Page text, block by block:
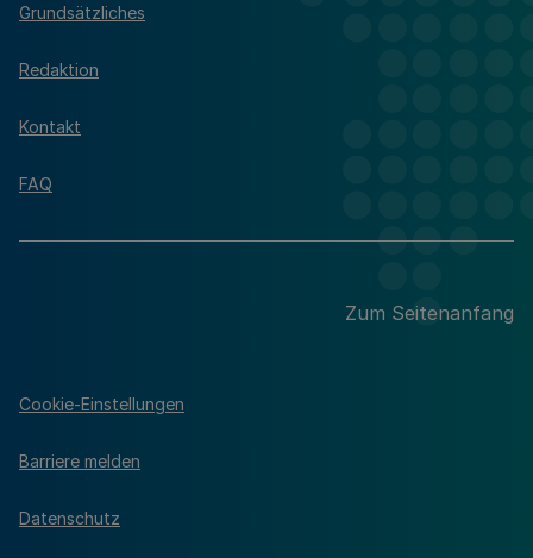
Grundsätzliches
Redaktion
Kontakt
FAQ
Zum Seitenanfang
Cookie-Einstellungen
Barriere melden
Datenschutz